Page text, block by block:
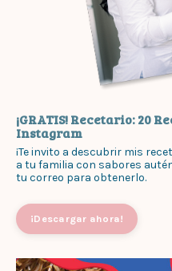
¡GRATIS! Recetario: 20
Instagram
¡Te invito a descubrir mis
a tu familia con sabores
tu correo para obtenerlo.
¡Descargar ahora!